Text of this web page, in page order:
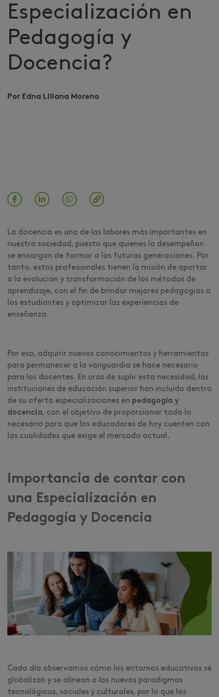
Especialización en
Pedagogía y
Docencia?
Por Edna Liliana Moreno
La docencia es una de las labores más importantes en
nuestra sociedad, puesto que quienes la desempeñan
se encargan de formar a las futuras generaciones. Por
tanto, estos profesionales tienen la misión de aportar
a la evolución y transformación de los métodos de
aprendizaje, con el fin de brindar mejores pedagogías a
los estudiantes y optimizar las experiencias de
enseñanza.
Por eso, adquirir nuevos conocimientos y herramientas
para permanecer a la vanguardia se hace necesario
para los docentes. En aras de suplir esta necesidad, las
instituciones de educación superior han incluido dentro
de su oferta especializaciones en pedagogía y
docencia, con el objetivo de proporcionar todo lo
necesario para que los educadores de hoy cuenten con
las cualidades que exige el mercado actual.
Importancia de contar con
una Especialización en
Pedagogía y Docencia
Cada día observamos cómo los entornos educativos se
globalizan y se alinean a los nuevos paradigmas
tecnológicos, sociales y culturales, por lo que los